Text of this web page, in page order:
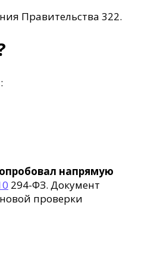
Правительства 322.
напрямую
294-ФЗ. Документ
проверки